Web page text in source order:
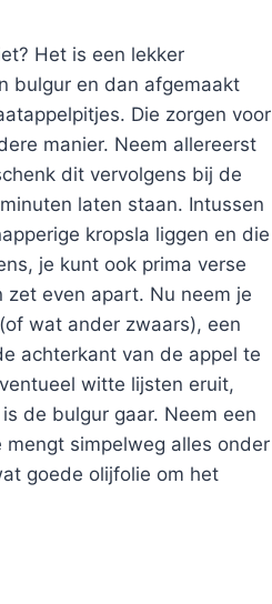
Het is een lekker
bulgur en dan afgemaakt
Die zorgen voor
manier. Neem allereerst
dit vervolgens bij de
laten staan. Intussen
kropsla liggen en die
je kunt ook prima verse
even apart. Nu neem je
wat ander zwaars), een
achterkant van de appel te
witte lijsten eruit,
de bulgur gaar. Neem een
simpelweg alles onder
goede olijfolie om het